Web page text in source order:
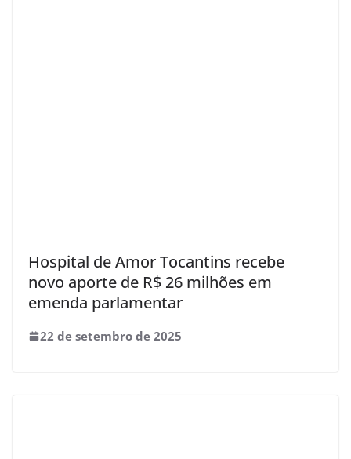
Hospital de Amor Tocantins recebe
novo aporte de R$ 26 milhões em
emenda parlamentar
22 de setembro de 2025